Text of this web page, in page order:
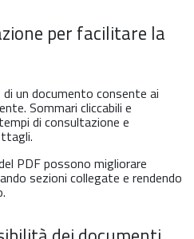
per facilitare la
un documento consente ai
Sommari cliccabili e
di consultazione e
PDF possono migliorare
sezioni collegate e rendendo